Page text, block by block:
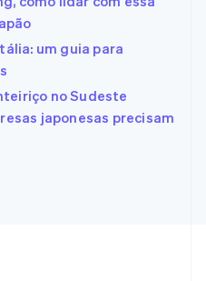
um guia para
no Sudeste
japonesas precisam